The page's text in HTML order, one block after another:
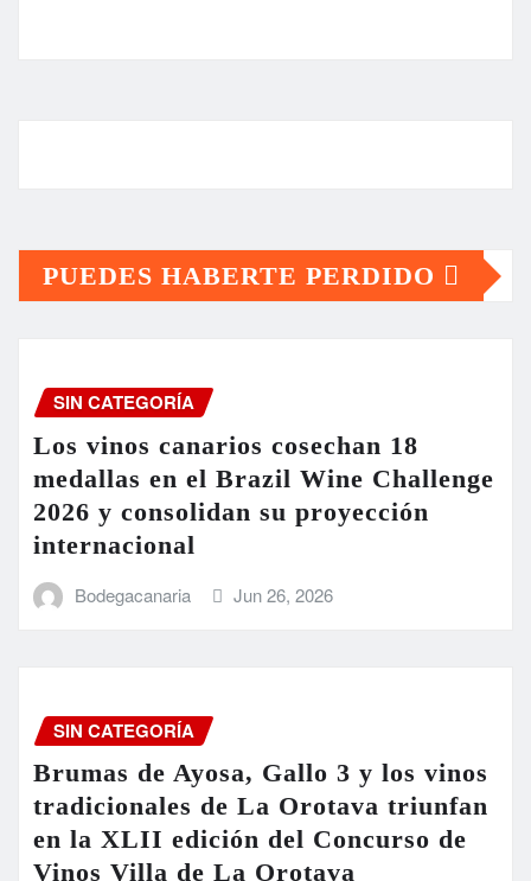
PUEDES HABERTE PERDIDO
SIN CATEGORÍA
Los vinos canarios cosechan 18
medallas en el Brazil Wine Challenge
2026 y consolidan su proyección
internacional
Bodegacanaria Jun 26, 2026
SIN CATEGORÍA
Brumas de Ayosa, Gallo 3 y los vinos
tradicionales de La Orotava triunfan
en la XLII edición del Concurso de
Vinos Villa de La Orotava